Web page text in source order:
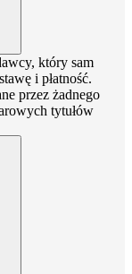
który sam
i płatność.
przez żadnego
tytułów